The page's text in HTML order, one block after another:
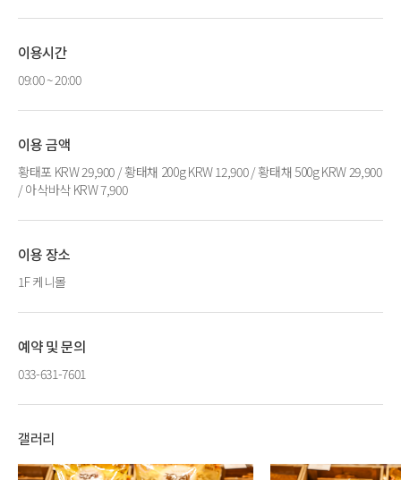
이용시간
09:00 ~ 20:00
이용 금액
황태포 KRW 29,900 / 황태채 200g KRW 12,900 / 황태채 500g KRW 29,900
/ 아삭바삭 KRW 7,900
이용 장소
1F 케니몰
예약 및 문의
033-631-7601
갤러리